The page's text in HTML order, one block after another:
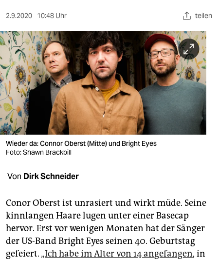
sport
berlin
nord
wahrheit
verlag
verlag
veranstaltungen
fragen & hilfe
unterstützen
abo
2.9.2020 10:48 Uhr teilen
Wieder da: Connor Oberst (Mitte) und Bright Eyes
Foto: Shawn Brackbill
Von Dirk Schneider
Conor Oberst ist unrasiert und wirkt müde. Seine
kinnlangen Haare lugen unter einer Basecap
hervor. Erst vor wenigen Monaten hat der Sänger
der US-Band Bright Eyes seinen 40. Geburtstag
gefeiert. „Ich habe im Alter von 14 angefangen, in